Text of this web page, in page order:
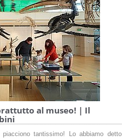
al museo! | Il
tantissimo! Lo abbiamo detto